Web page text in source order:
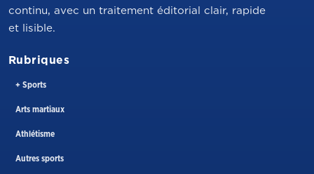
continu, avec un traitement éditorial clair, rapide
et lisible.
Rubriques
+ Sports
Arts martiaux
Athlétisme
Autres sports